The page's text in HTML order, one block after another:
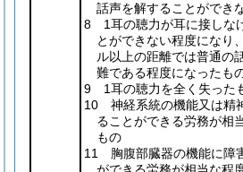
話声を解することができ
8 1耳の聴力が耳に接しな
とができない程度になり
ル以上の距離では普通の
難である程度になったも
9 1耳の聴力を全く失った
10 神経系統の機能又は精
ることができる労務が相
もの
11 胸腹部臓器の機能に障